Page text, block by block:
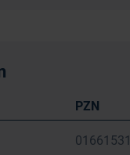
PZN
01661531